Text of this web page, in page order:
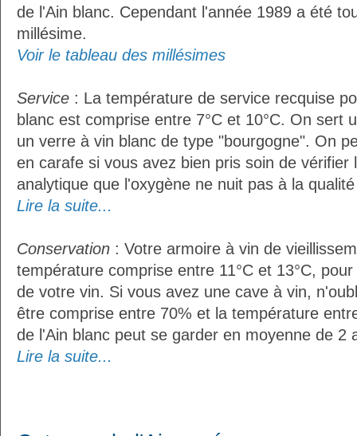
de l'Ain blanc. Cependant l'année 1989 a été
millésime.
Voir le tableau des millésimes
Service : La température de service recquise
blanc est comprise entre 7°C et 10°C. On sert
un verre à vin blanc de type "bourgogne". On
en carafe si vous avez bien pris soin de vérifier
analytique que l'oxygène ne nuit pas à la
Lire la suite...
Conservation : Votre armoire à vin de
température comprise entre 11°C et 13°C,
de votre vin. Si vous avez une cave à vin,
être comprise entre 70% et la température
de l'Ain blanc peut se garder en moyenne de 2
Lire la suite...